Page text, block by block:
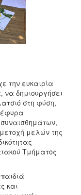
την ευκαιρία
να δημιουργήσει
στη φύση,
μελών της
Τμήματος
και